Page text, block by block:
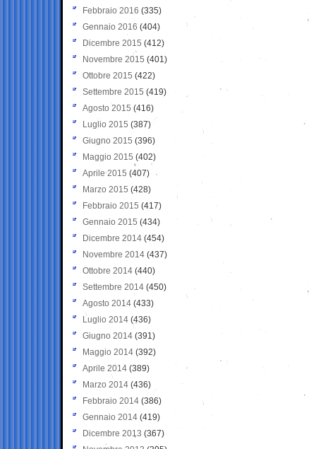
Febbraio 2016 (335)
Gennaio 2016 (404)
Dicembre 2015 (412)
Novembre 2015 (401)
Ottobre 2015 (422)
Settembre 2015 (419)
Agosto 2015 (416)
Luglio 2015 (387)
Giugno 2015 (396)
Maggio 2015 (402)
Aprile 2015 (407)
Marzo 2015 (428)
Febbraio 2015 (417)
Gennaio 2015 (434)
Dicembre 2014 (454)
Novembre 2014 (437)
Ottobre 2014 (440)
Settembre 2014 (450)
Agosto 2014 (433)
Luglio 2014 (436)
Giugno 2014 (391)
Maggio 2014 (392)
Aprile 2014 (389)
Marzo 2014 (436)
Febbraio 2014 (386)
Gennaio 2014 (419)
Dicembre 2013 (367)